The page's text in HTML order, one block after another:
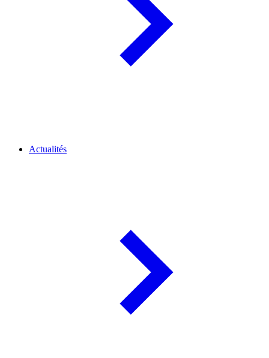
Actualités